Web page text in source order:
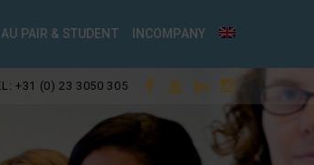
AU PAIR & STUDENT INCOMPANY
+31 (0) 23 3050 305